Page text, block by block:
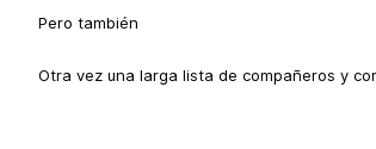
Pero también
Otra vez una larga lista de compañeros y